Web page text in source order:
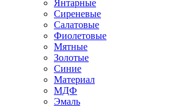
Янтарные
Сиреневые
Салатовые
Фиолетовые
Мятные
Золотые
Синие
Материал
МДФ
Эмаль